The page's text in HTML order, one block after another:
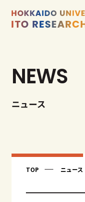
NEWS
ニュース
TOP ニュース